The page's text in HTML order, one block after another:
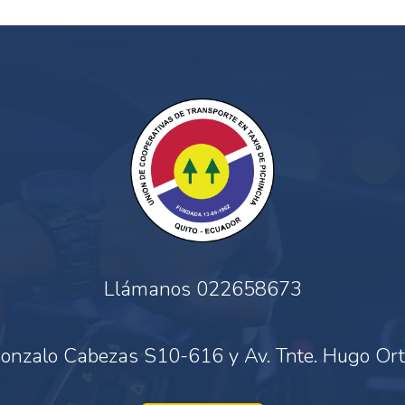
Llámanos 022658673
Cabezas S10-616 y Av. Tnte. Hugo